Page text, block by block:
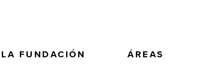
LA FUNDACIÓN ÁREAS